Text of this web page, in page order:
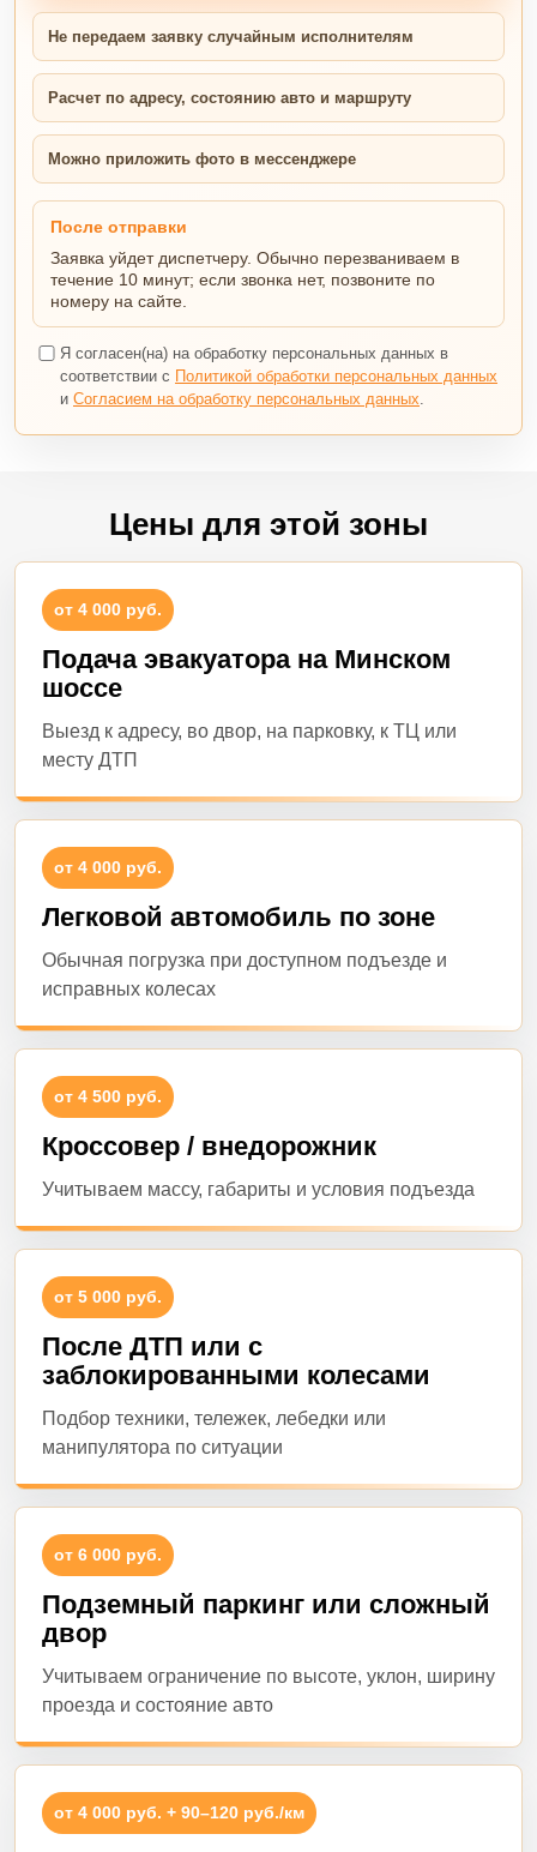
Не передаем заявку случайным исполнителям
Расчет по адресу, состоянию авто и маршруту
Можно приложить фото в мессенджере
После отправки
Заявка уйдет диспетчеру. Обычно перезваниваем в
течение 10 минут; если звонка нет, позвоните по
номеру на сайте.
Я согласен(на) на обработку персональных данных в
соответствии с Политикой обработки персональных данных
и Согласием на обработку персональных данных.
Цены для этой зоны
от 4 000 руб.
Подача эвакуатора на Минском
шоссе
Выезд к адресу, во двор, на парковку, к ТЦ или
месту ДТП
от 4 000 руб.
Легковой автомобиль по зоне
Обычная погрузка при доступном подъезде и
исправных колесах
от 4 500 руб.
Кроссовер / внедорожник
Учитываем массу, габариты и условия подъезда
от 5 000 руб.
После ДТП или с
заблокированными колесами
Подбор техники, тележек, лебедки или
манипулятора по ситуации
от 6 000 руб.
Подземный паркинг или сложный
двор
Учитываем ограничение по высоте, уклон, ширину
проезда и состояние авто
от 4 000 руб. + 90–120 руб./км